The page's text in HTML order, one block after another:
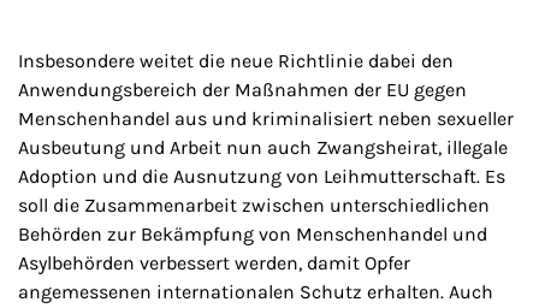
Insbesondere weitet die neue Richtlinie dabei den
Anwendungsbereich der Maßnahmen der EU gegen
Menschenhandel aus und kriminalisiert neben sexueller
Ausbeutung und Arbeit nun auch Zwangsheirat, illegale
Adoption und die Ausnutzung von Leihmutterschaft. Es
soll die Zusammenarbeit zwischen unterschiedlichen
Behörden zur Bekämpfung von Menschenhandel und
Asylbehörden verbessert werden, damit Opfer
angemessenen internationalen Schutz erhalten. Auch